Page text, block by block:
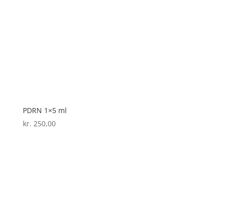
PDRN 1×5 ml
kr. 250,00